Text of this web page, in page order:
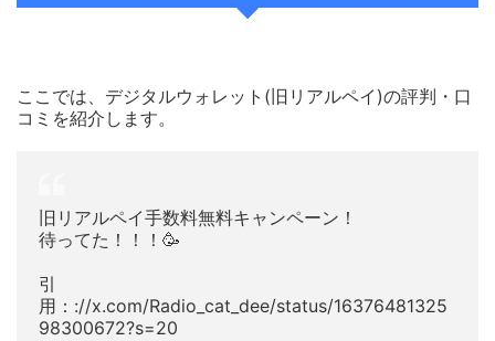
ここでは、デジタルウォレット(旧リアルペイ)の評判・口
コミを紹介します。
旧リアルペイ手数料無料キャンペーン！
待ってた！！！🥳
引
用：://x.com/Radio_cat_dee/status/16376481325
98300672?s=20